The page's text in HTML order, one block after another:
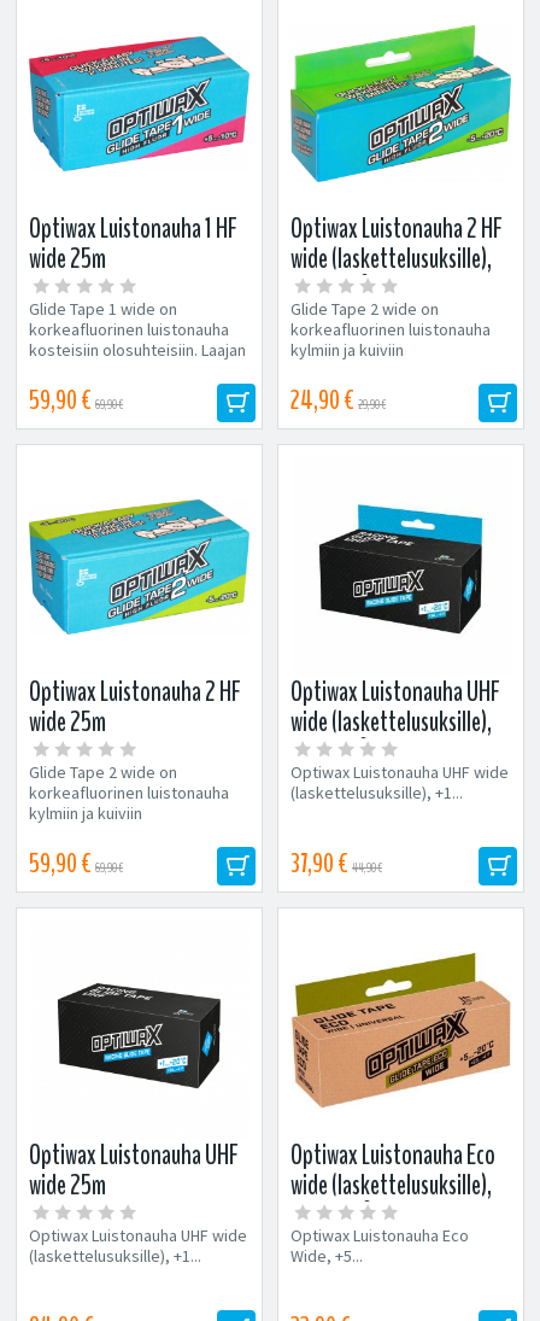
Optiwax Luistonauha 1 HF
wide 25m
(laskettelusuksille),
+5...-10°C
Glide Tape 1 wide on
korkeafluorinen luistonauha
kosteisiin olosuhteisiin. Laajan
59,90 € 69,90 €
Optiwax Luistonauha 2 HF
wide (laskettelusuksille),
-5...-20°C
Glide Tape 2 wide on
korkeafluorinen luistonauha
kylmiin ja kuiviin
laskettelusuksille. Optiwaxin...
24,90 € 29,90 €
Optiwax Luistonauha 2 HF
wide 25m
(laskettelusuksille),
-5...-20°C
Glide Tape 2 wide on
korkeafluorinen luistonauha
kylmiin ja kuiviin
laskettelusuksille. Optiwaxin...
59,90 € 69,90 €
Optiwax Luistonauha UHF
wide (laskettelusuksille),
+1...-20°C
Optiwax Luistonauha UHF wide
(laskettelusuksille), +1...
37,90 € 44,90 €
Optiwax Luistonauha UHF
wide 25m
(laskettelusuksille),
+1...-20°C
Optiwax Luistonauha UHF wide
(laskettelusuksille), +1...
Optiwax Luistonauha Eco
wide (laskettelusuksille),
+5...-20°C
Optiwax Luistonauha Eco
Wide, +5...